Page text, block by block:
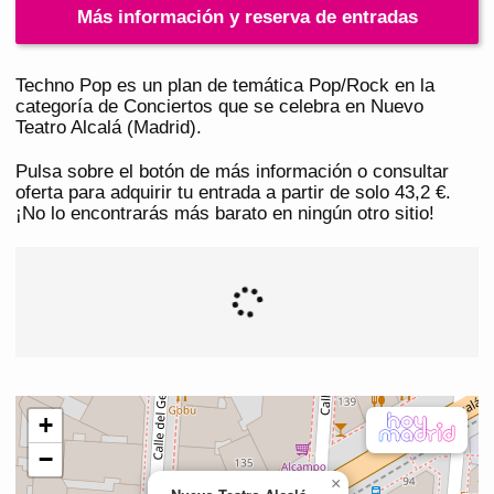
Más información y reserva de entradas
Techno Pop es un plan de temática Pop/Rock en la
categoría de Conciertos que se celebra en Nuevo
Teatro Alcalá (Madrid).
Pulsa sobre el botón de más información o consultar
oferta para adquirir tu entrada a partir de solo 43,2 €.
¡No lo encontrarás más barato en ningún otro sitio!